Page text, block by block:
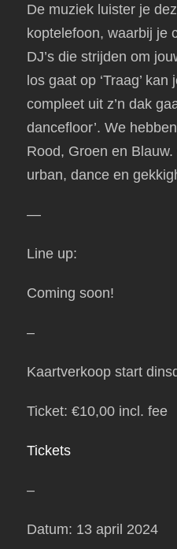
De muziek luister je
koptelefoon, waarbij je
DJ’s die strijden om
los gaat op ‘Traag’
compleet uit z’n dak
dancefloor’. We
Rood, Groen en
urban, dance en
—
Line up:
Coming soon!
–
Kaartverkoop start
Ticket: €10,00 incl. fee
Tickets
–
Datum: 13 april 2024